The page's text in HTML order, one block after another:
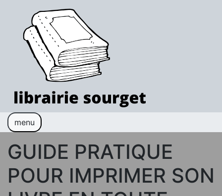
Librairie sourget
Blog culture
menu
Livres
BD Culture Art Cinéma
GUIDE PRATIQUE
POUR IMPRIMER SON